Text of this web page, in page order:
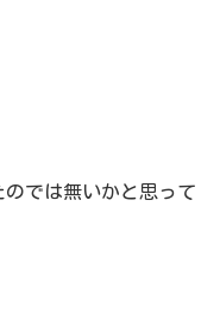
では無いかと思って